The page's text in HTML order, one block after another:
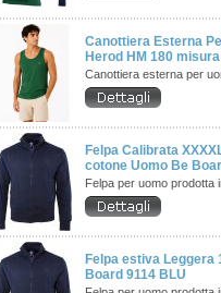
Canottiera Esterna
Herod HM 180
Canottiera esterna per
Felpa Calibrata
cotone Uomo Be
Felpa per uomo prodotta
Felpa estiva Leggera
Board 9114 BLU